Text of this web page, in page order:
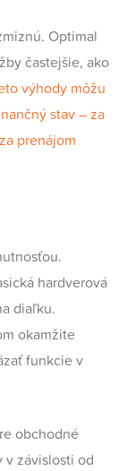
Optimal
častejšie, ako
výhody môžu
stav – za
prenájom
hardverová
diaľku.
okamžite
funkcie v
obchodné
závislosti od